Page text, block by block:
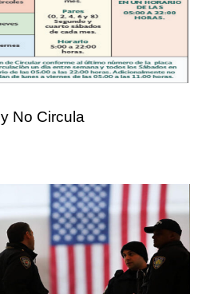
No Circula